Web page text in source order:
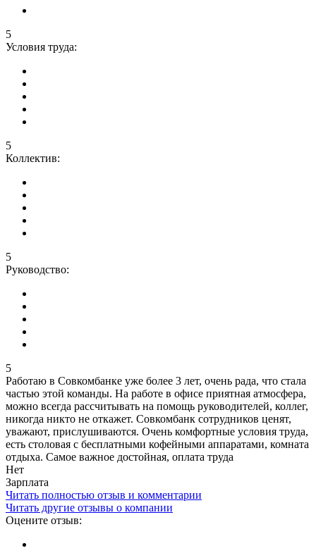
5
Условия труда:
5
Коллектив:
5
Руководство:
5
Работаю в Совкомбанке уже более 3 лет, очень рада, что стала
частью этой команды. На работе в офисе приятная атмосфера,
можно всегда рассчитывать на помощь руководителей, коллег,
никогда никто не откажет. Совкомбанк сотрудников ценят,
уважают, прислушиваются. Очень комфортные условия труда,
есть столовая с бесплатными кофейными аппаратами, комната
отдыха. Самое важное достойная, оплата труда
Нет
Зарплата
Читать полностью отзыв и комментарии
Читать другие отзывы о компании
Оцените отзыв: